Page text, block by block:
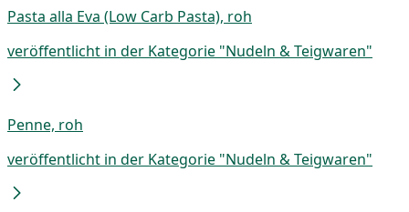
Pasta alla Eva (Low Carb Pasta), roh
veröffentlicht in der Kategorie "Nudeln & Teigwaren"
Penne, roh
veröffentlicht in der Kategorie "Nudeln & Teigwaren"